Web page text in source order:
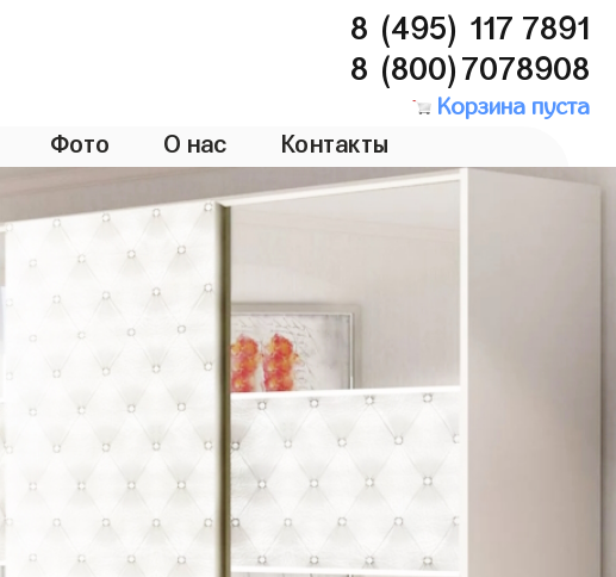
8 (495) 117 7891
8 (800)7078908
Корзина пуста
Фото О нас Контакты